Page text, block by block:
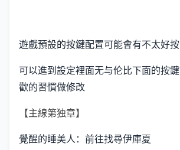
遊戲預設的按鍵配置可能會有不太好
可以進到設定裡面无与伦比下面的按
歡的習慣做修改
【主線第独章】
覺醒的睡美人：前往找尋伊庫夏